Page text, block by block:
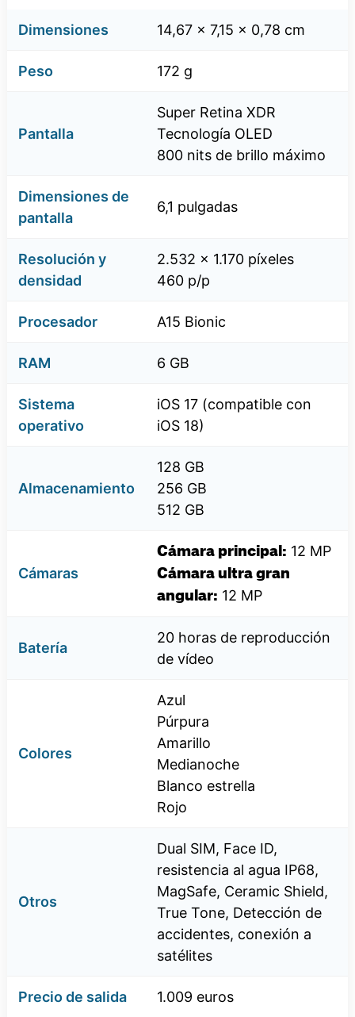
Dimensiones 14,67 x 7,15 x 0,78 cm
Peso 172 g
Pantalla
Super Retina XDR
Tecnología OLED
800 nits de brillo máximo
Dimensiones de
pantalla
6,1 pulgadas
Resolución y
densidad
2.532 x 1.170 píxeles
460 p/p
Procesador A15 Bionic
RAM 6 GB
Sistema
operativo
iOS 17 (compatible con
iOS 18)
Almacenamiento
128 GB
256 GB
512 GB
Cámaras
Cámara principal: 12 MP
Cámara ultra gran
angular: 12 MP
Batería
20 horas de reproducción
de vídeo
Colores
Azul
Púrpura
Amarillo
Medianoche
Blanco estrella
Rojo
Otros
Dual SIM, Face ID,
resistencia al agua IP68,
MagSafe, Ceramic Shield,
True Tone, Detección de
accidentes, conexión a
satélites
Precio de salida 1.009 euros